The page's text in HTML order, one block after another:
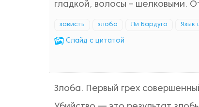
гладкой, волосы – шелковыми.
зависть злоба Ли Бардуго Язык
Cлайд с цитатой
Злоба. Первый грех